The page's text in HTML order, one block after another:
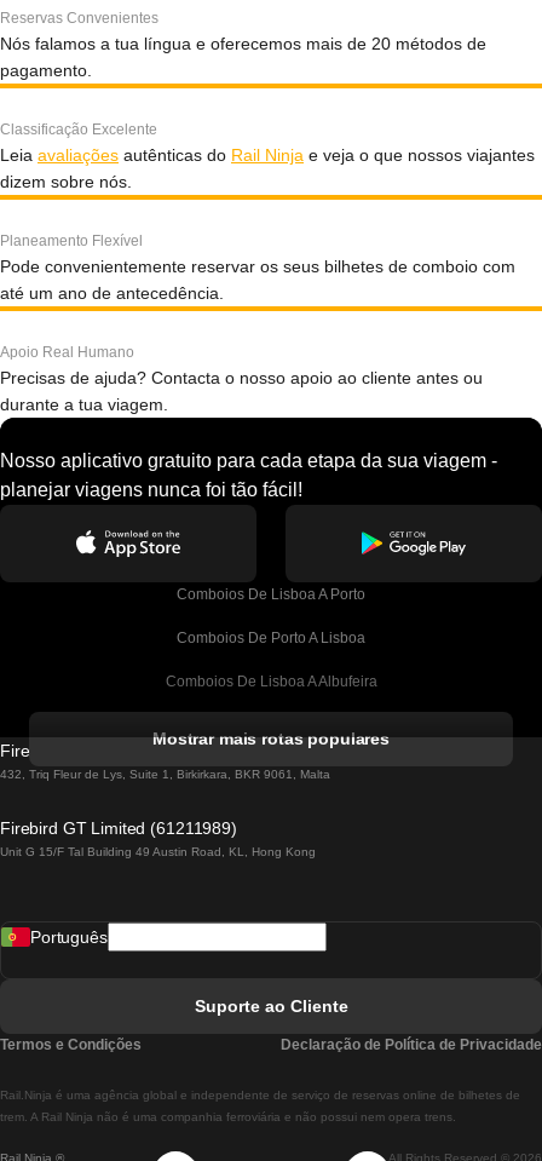
Reservas Convenientes
Nós falamos a tua língua e oferecemos mais de 20 métodos de
pagamento.
Classificação Excelente
Leia avaliações autênticas do Rail Ninja e veja o que nossos viajantes
dizem sobre nós.
Planeamento Flexível
Pode convenientemente reservar os seus bilhetes de comboio com
até um ano de antecedência.
Apoio Real Humano
Precisas de ajuda? Contacta o nosso apoio ao cliente antes ou
durante a tua viagem.
Nosso aplicativo gratuito para cada etapa da sua viagem -
planejar viagens nunca foi tão fácil!
Comboios De Lisboa A Porto
Comboios De Porto A Lisboa
Comboios De Lisboa A Albufeira
Comboios De Lisboa A Lagos
Comboios De Lisboa A Madrid
Comboios De Lisboa A Braga
Mostrar mais rotas populares
Firebird GT Limited (OC 1451)
432, Triq Fleur de Lys, Suite 1, Birkirkara, BKR 9061, Malta
Firebird GT Limited (61211989)
Unit G 15/F Tal Building 49 Austin Road, KL, Hong Kong
Rail Ninja ® All Rights Reserved © 2026
Rail.Ninja é uma agência global e independente de serviço de reservas online de bilhetes de
trem. A Rail Ninja não é uma companhia ferroviária e não possui nem opera trens.
Português
Suporte ao Cliente
Termos e Condições Declaração de Política de Privacidade